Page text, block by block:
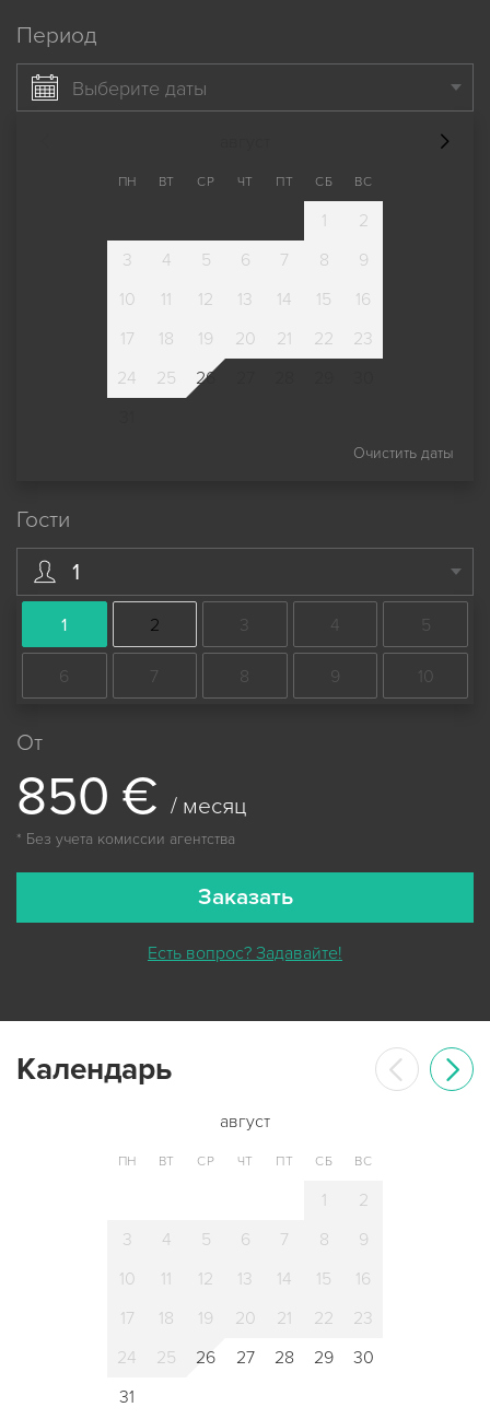
Период
Выберите даты
ПН ВТ СР ЧТ ПТ СБ ВС
1
2
3
4 5 6 7 8
9
10
11 12 13 14 15
16
17
18 19 20 21 22
23
24
25 26
Очистить даты
Гости
1
1 2 3 4 5
6 7 8 9 10
От
850 € / месяц
* Без учета комиссии агентства
Заказать
Есть вопрос? Задавайте!
Календарь
август
ПН ВТ СР ЧТ ПТ СБ ВС
1
2
3
4 5 6 7 8
9
10
11 12 13 14 15
16
17
18 19 20 21 22
23
24
25 26 27 28 29
30
31